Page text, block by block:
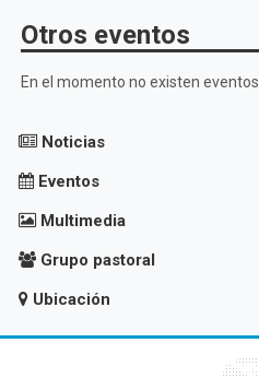
Otros eventos
En el momento no existen eventos.
Noticias
Eventos
Multimedia
Grupo pastoral
Ubicación